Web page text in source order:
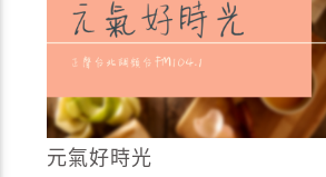
元氣好時光